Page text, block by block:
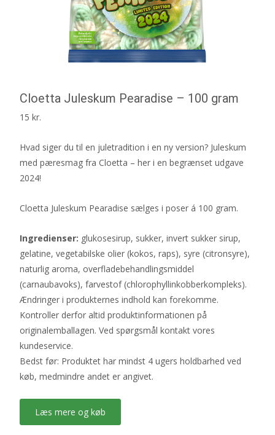
Cloetta Juleskum Pearadise – 100 gram
15 kr.
Hvad siger du til en juletradition i en ny version? Juleskum
med pæresmag fra Cloetta – her i en begrænset udgave
2024!
Cloetta Juleskum Pearadise sælges i poser á 100 gram.
Ingredienser: glukosesirup, sukker, invert sukker sirup,
gelatine, vegetabilske olier (kokos, raps), syre (citronsyre),
naturlig aroma, overfladebehandlingsmiddel
(carnaubavoks), farvestof (chlorophyllinkobberkompleks).
Ændringer i produkternes indhold kan forekomme.
Kontroller derfor altid produktinformationen på
originalemballagen. Ved spørgsmål kontakt vores
kundeservice.
Bedst før: Produktet har mindst 4 ugers holdbarhed ved
køb, medmindre andet er angivet.
Læs mere og køb